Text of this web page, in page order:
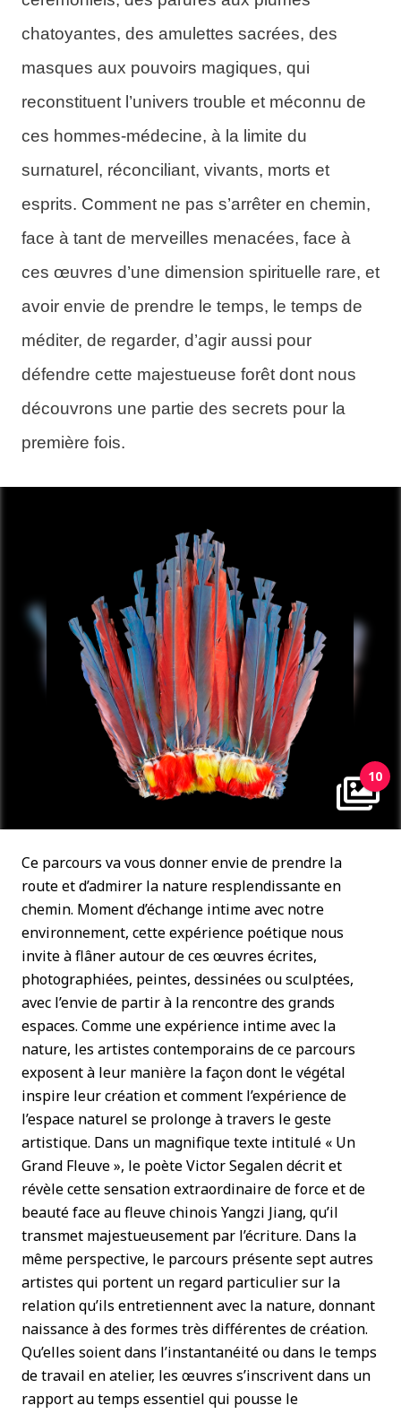
chatoyantes, des amulettes sacrées, des
masques aux pouvoirs magiques, qui
reconstituent l’univers trouble et méconnu de
ces hommes-médecine, à la limite du
surnaturel, réconciliant, vivants, morts et
esprits. Comment ne pas s’arrêter en chemin,
face à tant de merveilles menacées, face à
ces œuvres d’une dimension spirituelle rare, et
avoir envie de prendre le temps, le temps de
méditer, de regarder, d’agir aussi pour
défendre cette majestueuse forêt dont nous
découvrons une partie des secrets pour la
première fois.
10
Ce parcours va vous donner envie de prendre la
route et d’admirer la nature resplendissante en
chemin. Moment d’échange intime avec notre
environnement, cette expérience poétique nous
invite à flâner autour de ces œuvres écrites,
photographiées, peintes, dessinées ou sculptées,
avec l’envie de partir à la rencontre des grands
espaces. Comme une expérience intime avec la
nature, les artistes contemporains de ce parcours
exposent à leur manière la façon dont le végétal
inspire leur création et comment l’expérience de
l’espace naturel se prolonge à travers le geste
artistique. Dans un magnifique texte intitulé « Un
Grand Fleuve », le poète Victor Segalen décrit et
révèle cette sensation extraordinaire de force et de
beauté face au fleuve chinois Yangzi Jiang, qu’il
transmet majestueusement par l’écriture. Dans la
même perspective, le parcours présente sept autres
artistes qui portent un regard particulier sur la
relation qu’ils entretiennent avec la nature, donnant
naissance à des formes très différentes de création.
Qu’elles soient dans l’instantanéité ou dans le temps
de travail en atelier, les œuvres s’inscrivent dans un
rapport au temps essentiel qui pousse le